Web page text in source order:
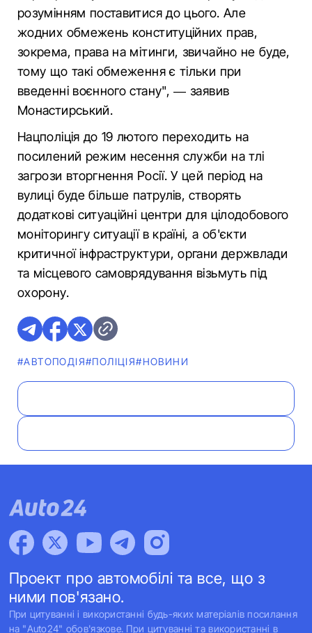
розумінням поставитися до цього. Але
жодних обмежень конституційних прав,
зокрема, права на мітинги, звичайно не буде,
тому що такі обмеження є тільки при
введенні воєнного стану", — заявив
Монастирський.
Нацполіція до 19 лютого переходить на
посилений режим несення служби на тлі
загрози вторгнення Росії. У цей період на
вулиці буде більше патрулів, створять
додаткові ситуаційні центри для цілодобового
моніторингу ситуації в країні, а об'єкти
критичної інфраструктури, органи держвлади
та місцевого самоврядування візьмуть під
охорону.
#АВТОПОДІЯ#ПОЛІЦІЯ#НОВИНИ
Проект про автомобілі та все, що з
ними пов'язано.
При цитуванні і використанні будь-яких матеріалів посилання
на "Auto24" обов'язкове. При цитуванні та використанні в